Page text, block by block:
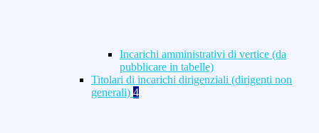
Incarichi amministrativi di vertice (da
pubblicare in tabelle)
Titolari di incarichi dirigenziali (dirigenti non
generali) 4